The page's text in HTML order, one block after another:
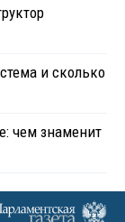
и сколько
чем знаменит